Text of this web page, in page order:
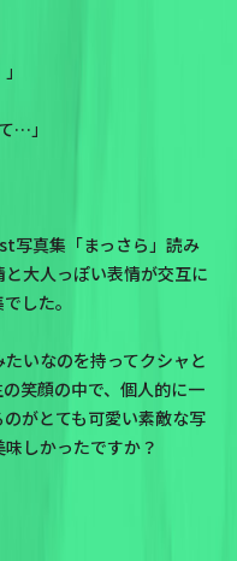
…」
写真集「まっさら」読み
大人っぽい表情が交互に
した。
いなのを持ってクシャと
笑顔の中で、個人的に一
がとても可愛い素敵な写
しかったですか？